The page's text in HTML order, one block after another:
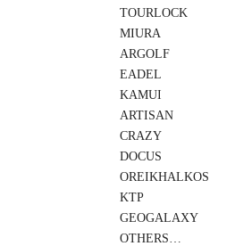
TOURLOCK
MIURA
ARGOLF
EADEL
KAMUI
ARTISAN
CRAZY
DOCUS
OREIKHALKOS
KTP
GEOGALAXY
OTHERS…